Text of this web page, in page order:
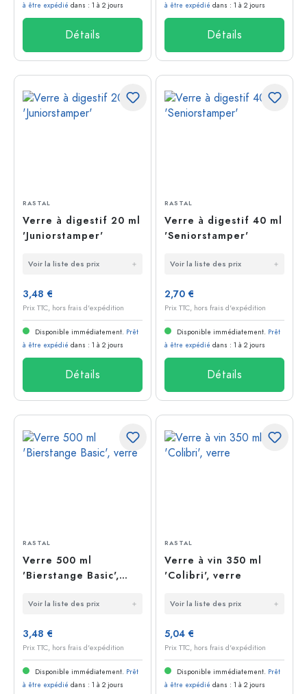
à être expédié dans : 1 à 2 jours
Détails
à être expédié dans : 1 à 2 jours
Détails
RASTAL
Verre à digestif 20 ml
'Juniorstamper'
Voir la liste des prix
3,48 €
Prix TTC, hors frais d'expédition
Disponible immédiatement. Prêt
à être expédié dans : 1 à 2 jours
Détails
RASTAL
Verre à digestif 40 ml
'Seniorstamper'
Voir la liste des prix
2,70 €
Prix TTC, hors frais d'expédition
Disponible immédiatement. Prêt
à être expédié dans : 1 à 2 jours
Détails
RASTAL
Verre 500 ml
'Bierstange Basic',
Voir la liste des prix
3,48 €
Prix TTC, hors frais d'expédition
Disponible immédiatement. Prêt
à être expédié dans : 1 à 2 jours
RASTAL
Verre à vin 350 ml
'Colibri', verre
Voir la liste des prix
5,04 €
Prix TTC, hors frais d'expédition
Disponible immédiatement. Prêt
à être expédié dans : 1 à 2 jours